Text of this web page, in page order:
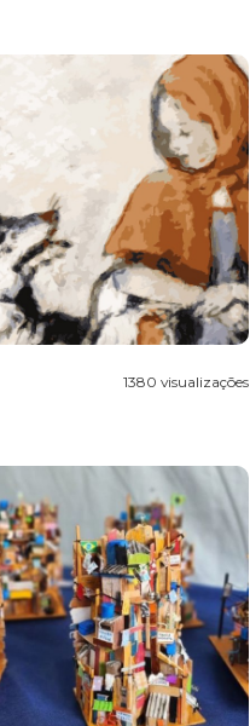
1380 visualizações